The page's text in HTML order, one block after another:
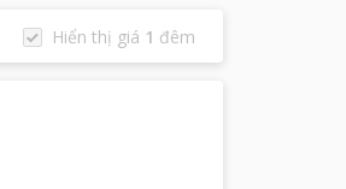
Hiển thị giá 1 đêm